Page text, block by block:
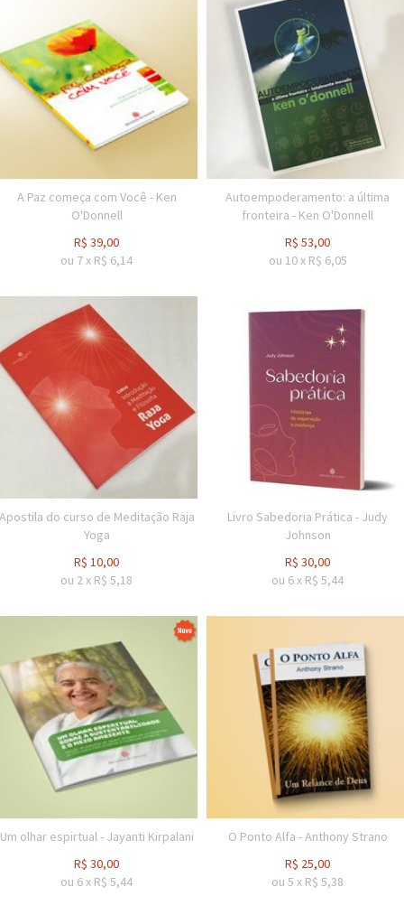
A Paz começa com Você - Ken
O'Donnell
R$ 39,00
ou 7x R$ 6,14
Autoempoderamento: a última
fronteira - Ken O'Donnell
R$ 53,00
ou 10x R$ 6,05
do curso de Meditação Raja
Yoga
R$ 10,00
ou 2x R$ 5,18
Livro Sabedoria Prática - Judy
Johnson
R$ 30,00
ou 6x R$ 5,44
Um olhar espirtual - Jayanti Kirpalani
R$ 30,00
ou 6x R$ 5,44
O Ponto Alfa - Anthony Strano
R$ 25,00
ou 5 x R$ 5,38